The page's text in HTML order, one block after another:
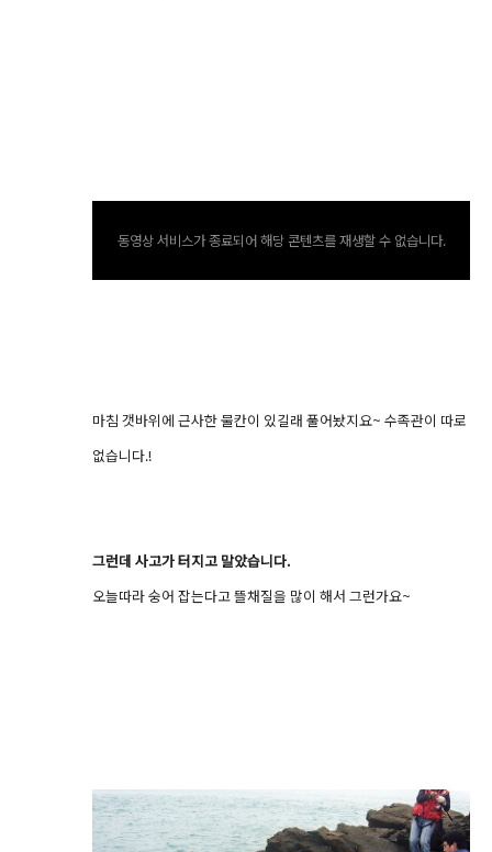
동영상 서비스가 종료되어 해당 콘텐츠를 재생할 수 없습니다.
마침 갯바위에 근사한 물칸이 있길래 풀어놨지요~ 수족관이 따로
없습니다.!
그런데 사고가 터지고 말았습니다.
오늘따라 숭어 잡는다고 뜰채질을 많이 해서 그런가요~